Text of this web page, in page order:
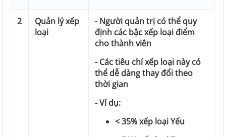
2
Quản lý xếp
loại
- Người quản trị có thể quy
định các bậc xếp loại điểm
cho thành viên
- Các tiêu chí xếp loại này có
thể dễ dàng thay đổi theo
thời gian
- Ví dụ:
< 35% xếp loại Yếu